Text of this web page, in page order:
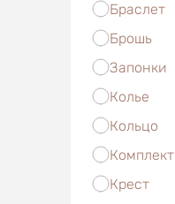
Браслет
Брошь
Запонки
Колье
Кольцо
Комплект
Крест